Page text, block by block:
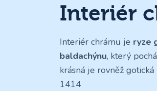
Interiér
Interiér chrámu je ryze
baldachýnu, který
krásná je rovněž
1414